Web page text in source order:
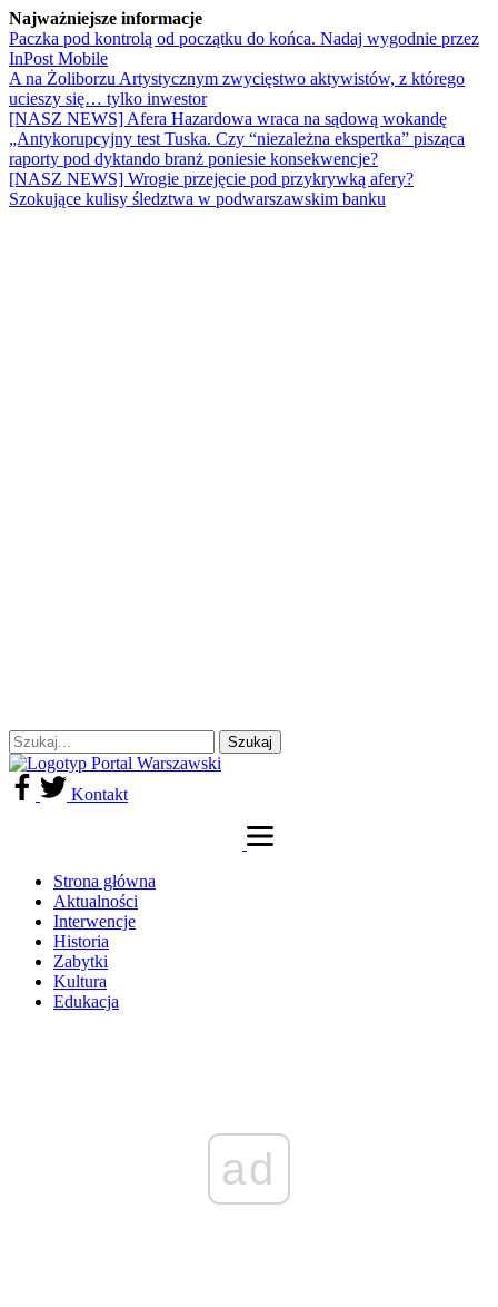
Najważniejsze informacje
Paczka pod kontrolą od początku do końca. Nadaj wygodnie przez
InPost Mobile
A na Żoliborzu Artystycznym zwycięstwo aktywistów, z którego
ucieszy się… tylko inwestor
[NASZ NEWS] Afera Hazardowa wraca na sądową wokandę
„Antykorupcyjny test Tuska. Czy “niezależna ekspertka” pisząca
raporty pod dyktando branż poniesie konsekwencje?
[NASZ NEWS] Wrogie przejęcie pod przykrywką afery?
Szokujące kulisy śledztwa w podwarszawskim banku
Kontakt
Strona główna
Aktualności
Interwencje
Historia
Zabytki
Kultura
Edukacja
ad